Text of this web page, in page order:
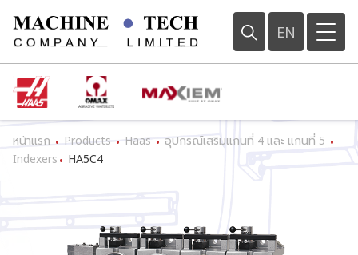
EN
หน้าแรก • Products • Haas • อุปกรณ์เสริมแกนที่ 4 และ แกนที่ 5 •
Indexers • HA5C4